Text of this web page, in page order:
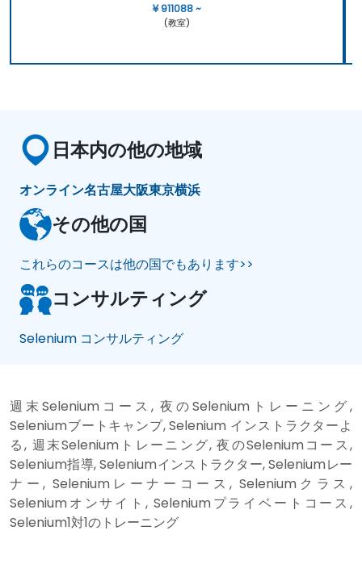
¥ 911088 ~
(教室)
日本内の他の地域
オンライン名古屋大阪東京横浜
その他の国
これらのコースは他の国でもあります>>
コンサルティング
Selenium コンサルティング
週末Seleniumコース, 夜のSeleniumトレーニング,
Seleniumブートキャンプ, Selenium インストラクターよ
る, 週末Seleniumトレーニング, 夜のSeleniumコース,
Selenium指導, Seleniumインストラクター, Seleniumレー
ナー, Seleniumレーナーコース, Seleniumクラス,
Seleniumオンサイト, Seleniumプライベートコース,
Selenium1対1のトレーニング